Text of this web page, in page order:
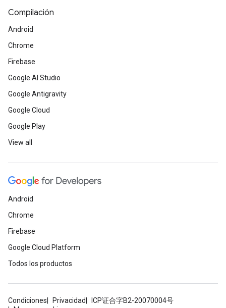
Compilación
Android
Chrome
Firebase
Google AI Studio
Google Antigravity
Google Cloud
Google Play
View all
Android
Chrome
Firebase
Google Cloud Platform
Todos los productos
Condiciones Privacidad
ICP证合字B2-20070004号